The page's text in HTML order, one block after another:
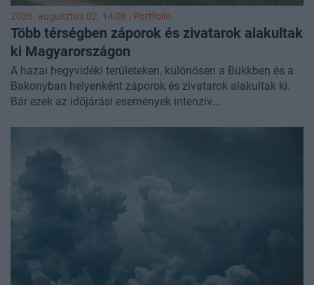
2026. augusztus 02. 14:08 | Portfolio
Több térségben záporok és zivatarok alakultak
ki Magyarországon
A hazai hegyvidéki területeken, különösen a Bükkben és a
Bakonyban helyenként záporok és zivatarok alakultak ki.
Bár ezek az időjárási események intenzív
Facebook-bejegyzéséből